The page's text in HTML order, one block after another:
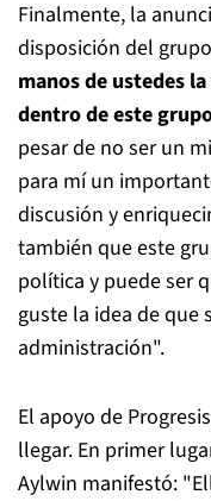
Finalmente, la
disposición del
manos de ustedes
dentro de este
pesar de no ser un
para mí un
discusión y
también que este
política y puede ser
guste la idea de que
administración".
El apoyo de
llegar. En primer
Aylwin manifestó: